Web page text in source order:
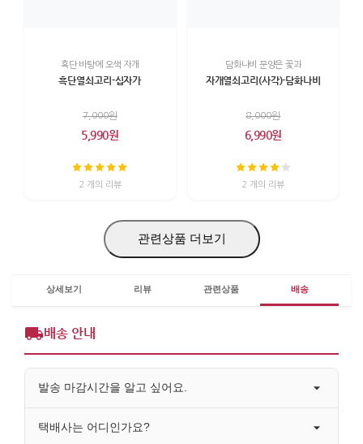
흑단 바탕에 오색 자개
흑단열쇠고리-십자가
7,000원
5,990원
2 개의 리뷰
담화나비 문양은 꽃과
자개열쇠고리(사각)-담화나비
8,000원
6,990원
2 개의 리뷰
관련상품 더보기
상세보기 리뷰 관련상품 배송
배송 안내
발송 마감시간을 알고 싶어요.
택배사는 어디인가요?